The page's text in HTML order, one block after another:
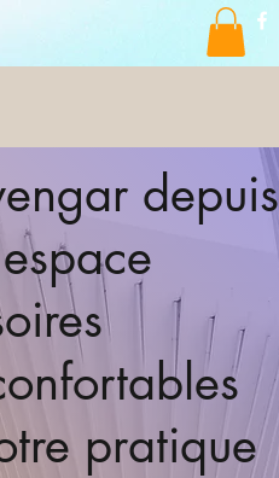
depuis
pratique